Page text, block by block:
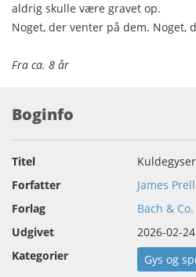
aldrig skulle være gravet op.
Noget, der venter på dem. Noget,
Fra ca. 8 år
Boginfo
Titel
Forfatter
James
Forlag
Bach & Co.
Udgivet
2026-02-24
Kategorier
Gys og